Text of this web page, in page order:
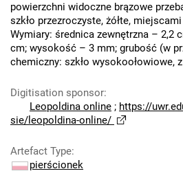
powierzchni widoczne brązowe
szkło przezroczyste, żółte,
Wymiary: średnica zewnętrzna – 2,2
cm; wysokość – 3 mm; grubość (w
chemiczny: szkło wysokoołowiowe,
Digitisation sponsor:
Leopoldina online ; https://
sie/leopoldina-online/
Artefact Type:
pierścionek